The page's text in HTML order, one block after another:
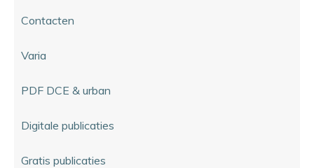
Contacten
Varia
PDF DCE & urban
Digitale publicaties
Gratis publicaties